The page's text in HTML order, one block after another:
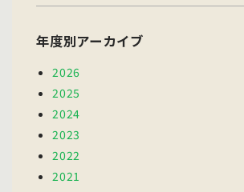
年度別アーカイブ
2026
2025
2024
2023
2022
2021